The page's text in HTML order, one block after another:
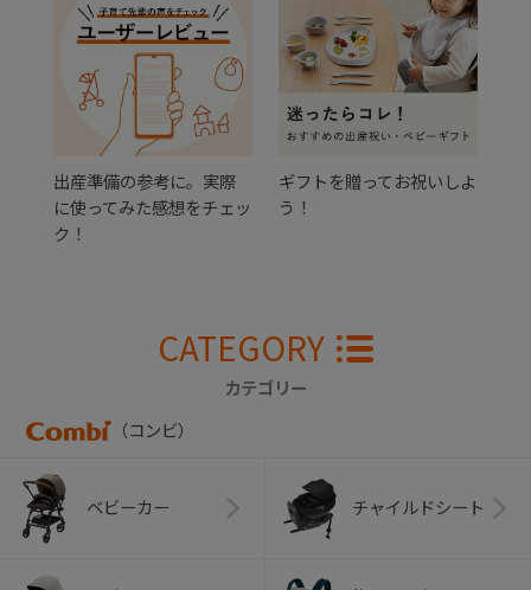
出産準備の参考に。実際
に使ってみた感想をチェッ
ク！
ギフトを贈ってお祝いしよ
う！
CATEGORY
カテゴリー
（コンビ）
ベビーカー チャイルドシート